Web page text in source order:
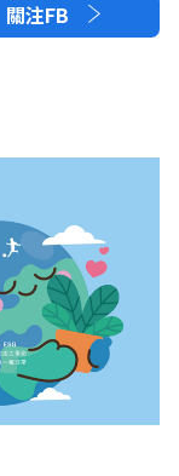
關注FB